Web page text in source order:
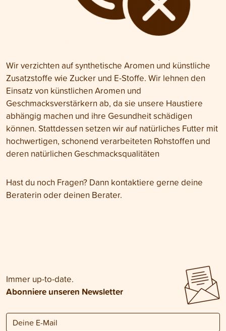
Wir verzichten auf synthetische Aromen und künstliche
Zusatzstoffe wie Zucker und E-Stoffe. Wir lehnen den
Einsatz von künstlichen Aromen und
Geschmacksverstärkern ab, da sie unsere Haustiere
abhängig machen und ihre Gesundheit schädigen
können. Stattdessen setzen wir auf natürliches Futter mit
hochwertigen, schonend verarbeiteten Rohstoffen und
deren natürlichen Geschmacksqualitäten
Hast du noch Fragen? Dann kontaktiere gerne deine
Beraterin oder deinen Berater.
Immer up-to-date.
Abonniere unseren Newsletter